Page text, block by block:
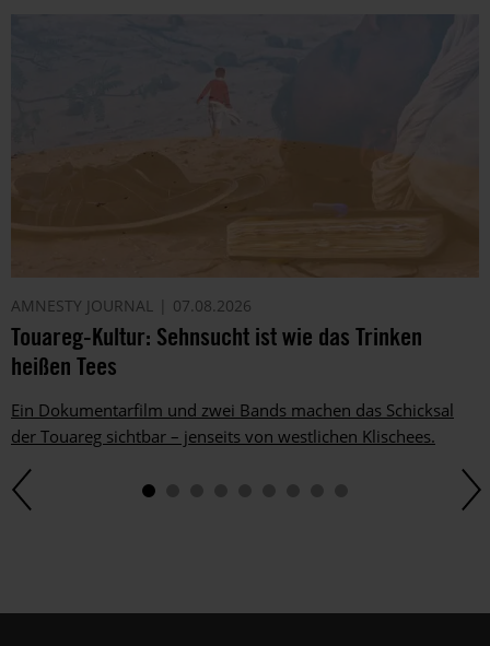
AMNESTY JOURNAL 07.08.2026
Touareg-Kultur: Sehnsucht ist wie das Trinken
heißen Tees
Ein Dokumentarfilm und zwei Bands machen das Schicksal
der Touareg sichtbar – jenseits von westlichen Klischees.